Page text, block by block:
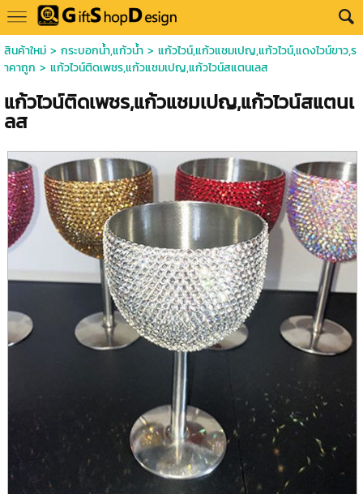
สินค้าใหม่> กระบอกน้ำ,แก้วน้ำ> แก้วไวน์,แก้วแชมเปญ,แก้วไวน์,แดงไวน์ขาว,ร
าคาถูก > แก้วไวน์ติดเพชร,แก้วแชมเปญ,แก้วไวน์สแตนเลส
แก้วไวน์ติดเพชร,แก้วแชมเปญ,แก้วไวน์สแตนเ
ลส